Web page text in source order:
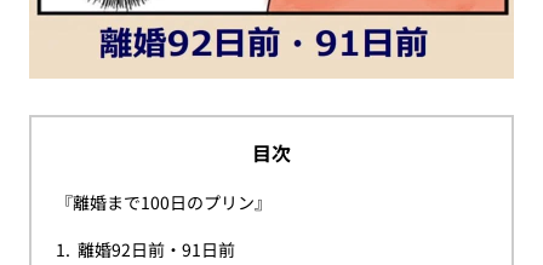
目次
『離婚まで100日のプリン』
離婚92日前・91日前